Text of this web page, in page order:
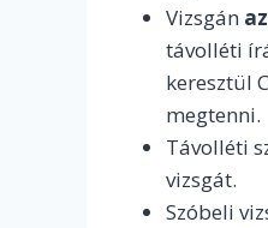
Vizsgán
távolléti
keresztül
megtenni.
Távolléti
vizsgát.
Szóbeli